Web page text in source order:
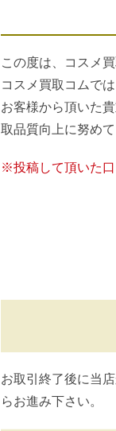
この度は、コスメ
コスメ買取コムで
お客様から頂いた
取品質向上に努めて
※投稿して頂いた口
お取引終了後に当
らお進み下さい。